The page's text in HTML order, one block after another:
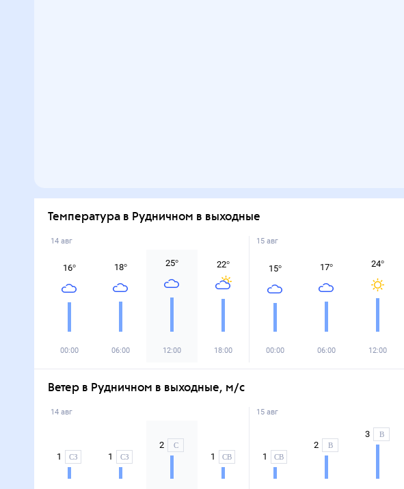
Температура в Рудничном в выходные
14 авг
16°
00:00
18°
06:00
25°
12:00
22°
18:00
15 авг
15°
00:00
17°
06:00
24°
12:00
Ветер в Рудничном в выходные, м/с
14 авг
1 СЗ 1 СЗ
2 С
1 СВ
15 авг
1 СВ
2 В
3 В